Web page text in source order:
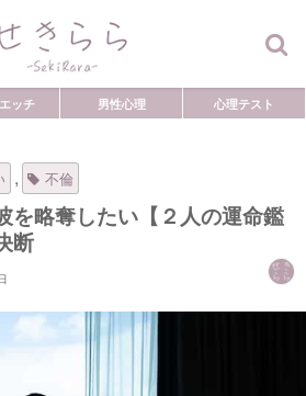
ッチ 男性心理 心理テスト
, 不倫
を略奪したい【２人の運命鑑
断